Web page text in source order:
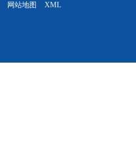
网站地图 XML